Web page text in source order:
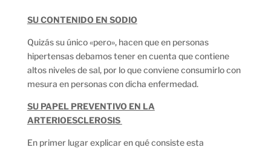
SU CONTENIDO EN SODIO
Quizás su único «pero», hacen que en personas
hipertensas debamos tener en cuenta que contiene
altos niveles de sal, por lo que conviene consumirlo con
mesura en personas con dicha enfermedad.
SU PAPEL PREVENTIVO EN LA
ARTERIOESCLEROSIS
En primer lugar explicar en qué consiste esta